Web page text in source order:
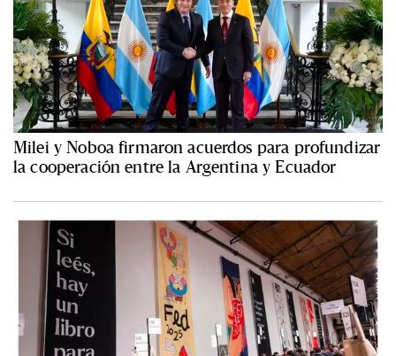
Milei y Noboa firmaron acuerdos para profundizar
la cooperación entre la Argentina y Ecuador